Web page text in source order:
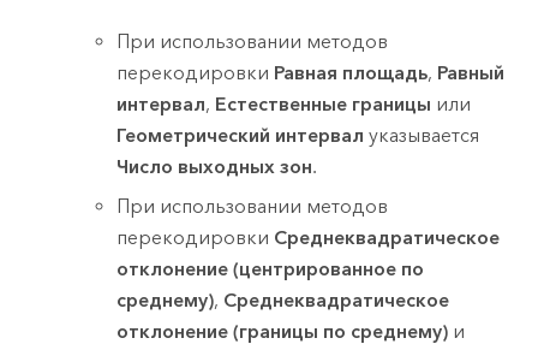
При использовании методов
перекодировки Равная площадь, Равный
интервал, Естественные границы или
Геометрический интервал указывается
Число выходных зон.
При использовании методов
перекодировки Среднеквадратическое
отклонение (центрированное по
среднему), Среднеквадратическое
отклонение (границы по среднему) и